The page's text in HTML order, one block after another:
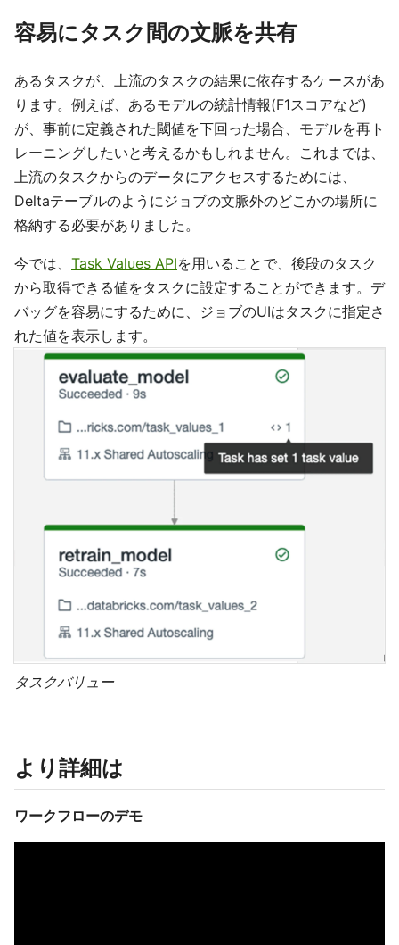
容易にタスク間の文脈を共有
あるタスクが、上流のタスクの結果に依存するケースがあ
ります。例えば、あるモデルの統計情報(F1スコアなど)
が、事前に定義された閾値を下回った場合、モデルを再ト
レーニングしたいと考えるかもしれません。これまでは、
上流のタスクからのデータにアクセスするためには、
Deltaテーブルのようにジョブの文脈外のどこかの場所に
格納する必要がありました。
今では、 Task Values APIを用いることで、後段のタスク
から取得できる値をタスクに設定することができます。デ
バッグを容易にするために、ジョブのUIはタスクに指定さ
れた値を表示します。
タスクバリュー
より詳細は
ワークフローのデモ